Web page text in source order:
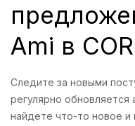
Ami в
Следите за новыми
регулярно обновляется
найдете что-то новое и